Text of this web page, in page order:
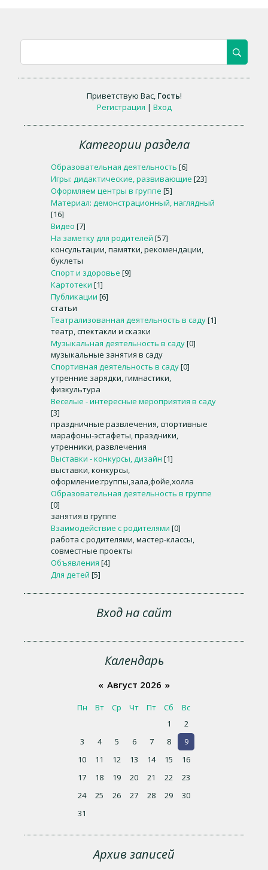
Приветствую Вас, Гость!
Регистрация | Вход
Категории раздела
Образовательная деятельность [6]
Игры: дидактические, развивающие [23]
Оформляем центры в группе [5]
Материал: демонстрационный, наглядный
[16]
Видео [7]
На заметку для родителей [57]
консультации, памятки, рекомендации,
буклеты
Спорт и здоровье [9]
Картотеки [1]
Публикации [6]
статьи
Театрализованная деятельность в саду[1]
театр, спектакли и сказки
Музыкальная деятельность в саду[0]
музыкальные занятия в саду
Спортивная деятельность в саду[0]
утренние зарядки, гимнастики,
физкультура
Веселые - интересные мероприятия в саду
[3]
праздничные развлечения, спортивные
марафоны-эстафеты, праздники,
утренники, развлечения
Выставки - конкурсы, дизайн [1]
выставки, конкурсы,
оформление:группы,зала,фойе,холла
Образовательная деятельность в группе
[0]
занятия в группе
Взаимодействие с родителями [0]
работа с родителями, мастер-классы,
совместные проекты
Объявления [4]
Для детей [5]
Вход на сайт
Календарь
« Август 2026 »
Пн Вт Ср Чт Пт Сб
Вс
1
2
3
4 5 6 7 8
9
10
11 12 13 14 15
16
17
18 19 20 21 22
23
24
25 26 27 28 29
30
31
Архив записей